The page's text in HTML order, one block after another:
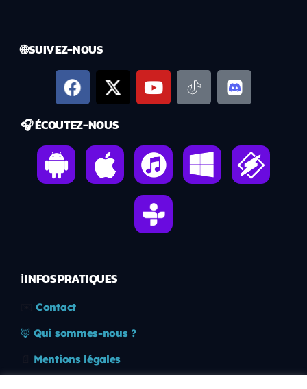
🌐 SUIVEZ-NOUS
🎧 ÉCOUTEZ-NOUS
ℹ️ INFOS PRATIQUES
Contact
🦊 Qui sommes-nous ?
Mentions légales